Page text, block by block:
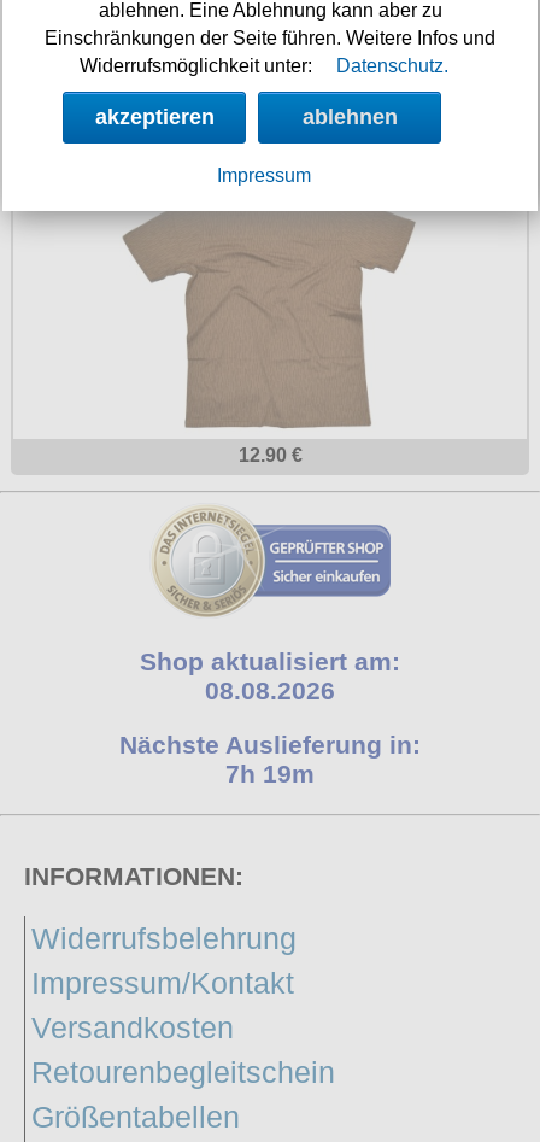
12.90 €
Shop aktualisiert am:
08.08.2026
Nächste Auslieferung in:
7h 19m
INFORMATIONEN:
Widerrufsbelehrung
Impressum/Kontakt
Versandkosten
Retourenbegleitschein
Größentabellen
ablehnen. Eine Ablehnung kann aber zu
Einschränkungen der Seite führen. Weitere Infos und
Widerrufsmöglichkeit unter:
Datenschutz.
akzeptieren ablehnen
Impressum